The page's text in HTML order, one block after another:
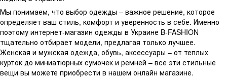
Мы понимаем, что выбор одежды – важное решение, которое
определяет ваш стиль, комфорт и уверенность в себе. Именно
поэтому интернет-магазин одежды в Украине B-FASHION
тщательно отбирает модели, предлагая только лучшее.
Женская и мужская одежда, обувь, аксессуары – от теплых
курток до миниатюрных сумочек и ремней – все эти стильные
вещи вы можете приобрести в нашем онлайн магазине.